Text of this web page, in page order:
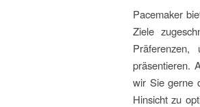
Pacemaker
Ziele
präsentieren.
wir Sie gerne
Hinsicht zu